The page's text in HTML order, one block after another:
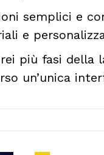
semplici e
e
più fasi della
un’unica